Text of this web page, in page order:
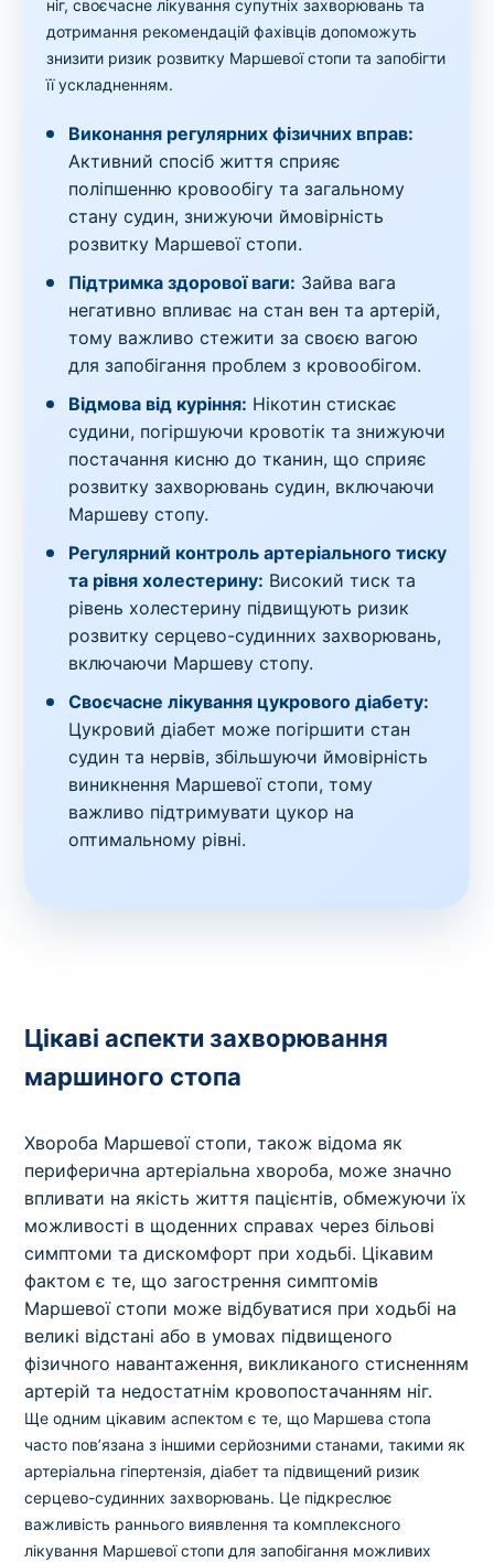
ніг, своєчасне лікування супутніх захворювань та
дотримання рекомендацій фахівців допоможуть
знизити ризик розвитку Маршевої стопи та запобігти
її ускладненням.
Виконання регулярних фізичних вправ:
Активний спосіб життя сприяє
поліпшенню кровообігу та загальному
стану судин, знижуючи ймовірність
розвитку Маршевої стопи.
Підтримка здорової ваги: Зайва вага
негативно впливає на стан вен та артерій,
тому важливо стежити за своєю вагою
для запобігання проблем з кровообігом.
Відмова від куріння: Нікотин стискає
судини, погіршуючи кровотік та знижуючи
постачання кисню до тканин, що сприяє
розвитку захворювань судин, включаючи
Маршеву стопу.
Регулярний контроль артеріального тиску
та рівня холестерину: Високий тиск та
рівень холестерину підвищують ризик
розвитку серцево-судинних захворювань,
включаючи Маршеву стопу.
Своєчасне лікування цукрового діабету:
Цукровий діабет може погіршити стан
судин та нервів, збільшуючи ймовірність
виникнення Маршевої стопи, тому
важливо підтримувати цукор на
оптимальному рівні.
Цікаві аспекти захворювання
маршиного стопа
Хвороба Маршевої стопи, також відома як
периферична артеріальна хвороба, може значно
впливати на якість життя пацієнтів, обмежуючи їх
можливості в щоденних справах через більові
симптоми та дискомфорт при ходьбі. Цікавим
фактом є те, що загострення симптомів
Маршевої стопи може відбуватися при ходьбі на
великі відстані або в умовах підвищеного
фізичного навантаження, викликаного стисненням
артерій та недостатнім кровопостачанням ніг.
Ще одним цікавим аспектом є те, що Маршева стопа
часто пов’язана з іншими серйозними станами, такими як
артеріальна гіпертензія, діабет та підвищений ризик
серцево-судинних захворювань. Це підкреслює
важливість раннього виявлення та комплексного
лікування Маршевої стопи для запобігання можливих